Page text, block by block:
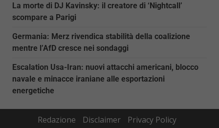
La morte di DJ Kavinsky: il creatore di ‘Nightcall’
scompare a Parigi
Germania: Merz rivendica stabilità della coalizione
mentre l’AfD cresce nei sondaggi
Escalation Usa-Iran: nuovi attacchi americani, blocco
navale e minacce iraniane alle esportazioni
energetiche
Redazione Disclaimer Privacy Policy